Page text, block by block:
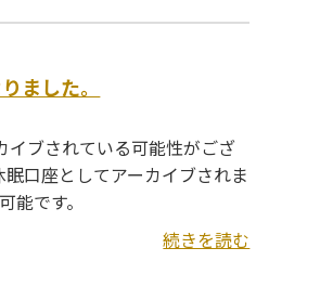
ました。
イブされている可能性がござ
口座としてアーカイブされま
です。
続きを読む